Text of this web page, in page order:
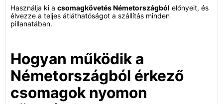
Használja ki a csomagkövetés Németországból előnyeit, és
élvezze a teljes átláthatóságot a szállítás minden
pillanatában.
Hogyan működik a
Németországból érkező
csomagok nyomon